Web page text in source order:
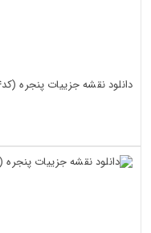
دانلود نقشه جزییات پنجره (کد36874)